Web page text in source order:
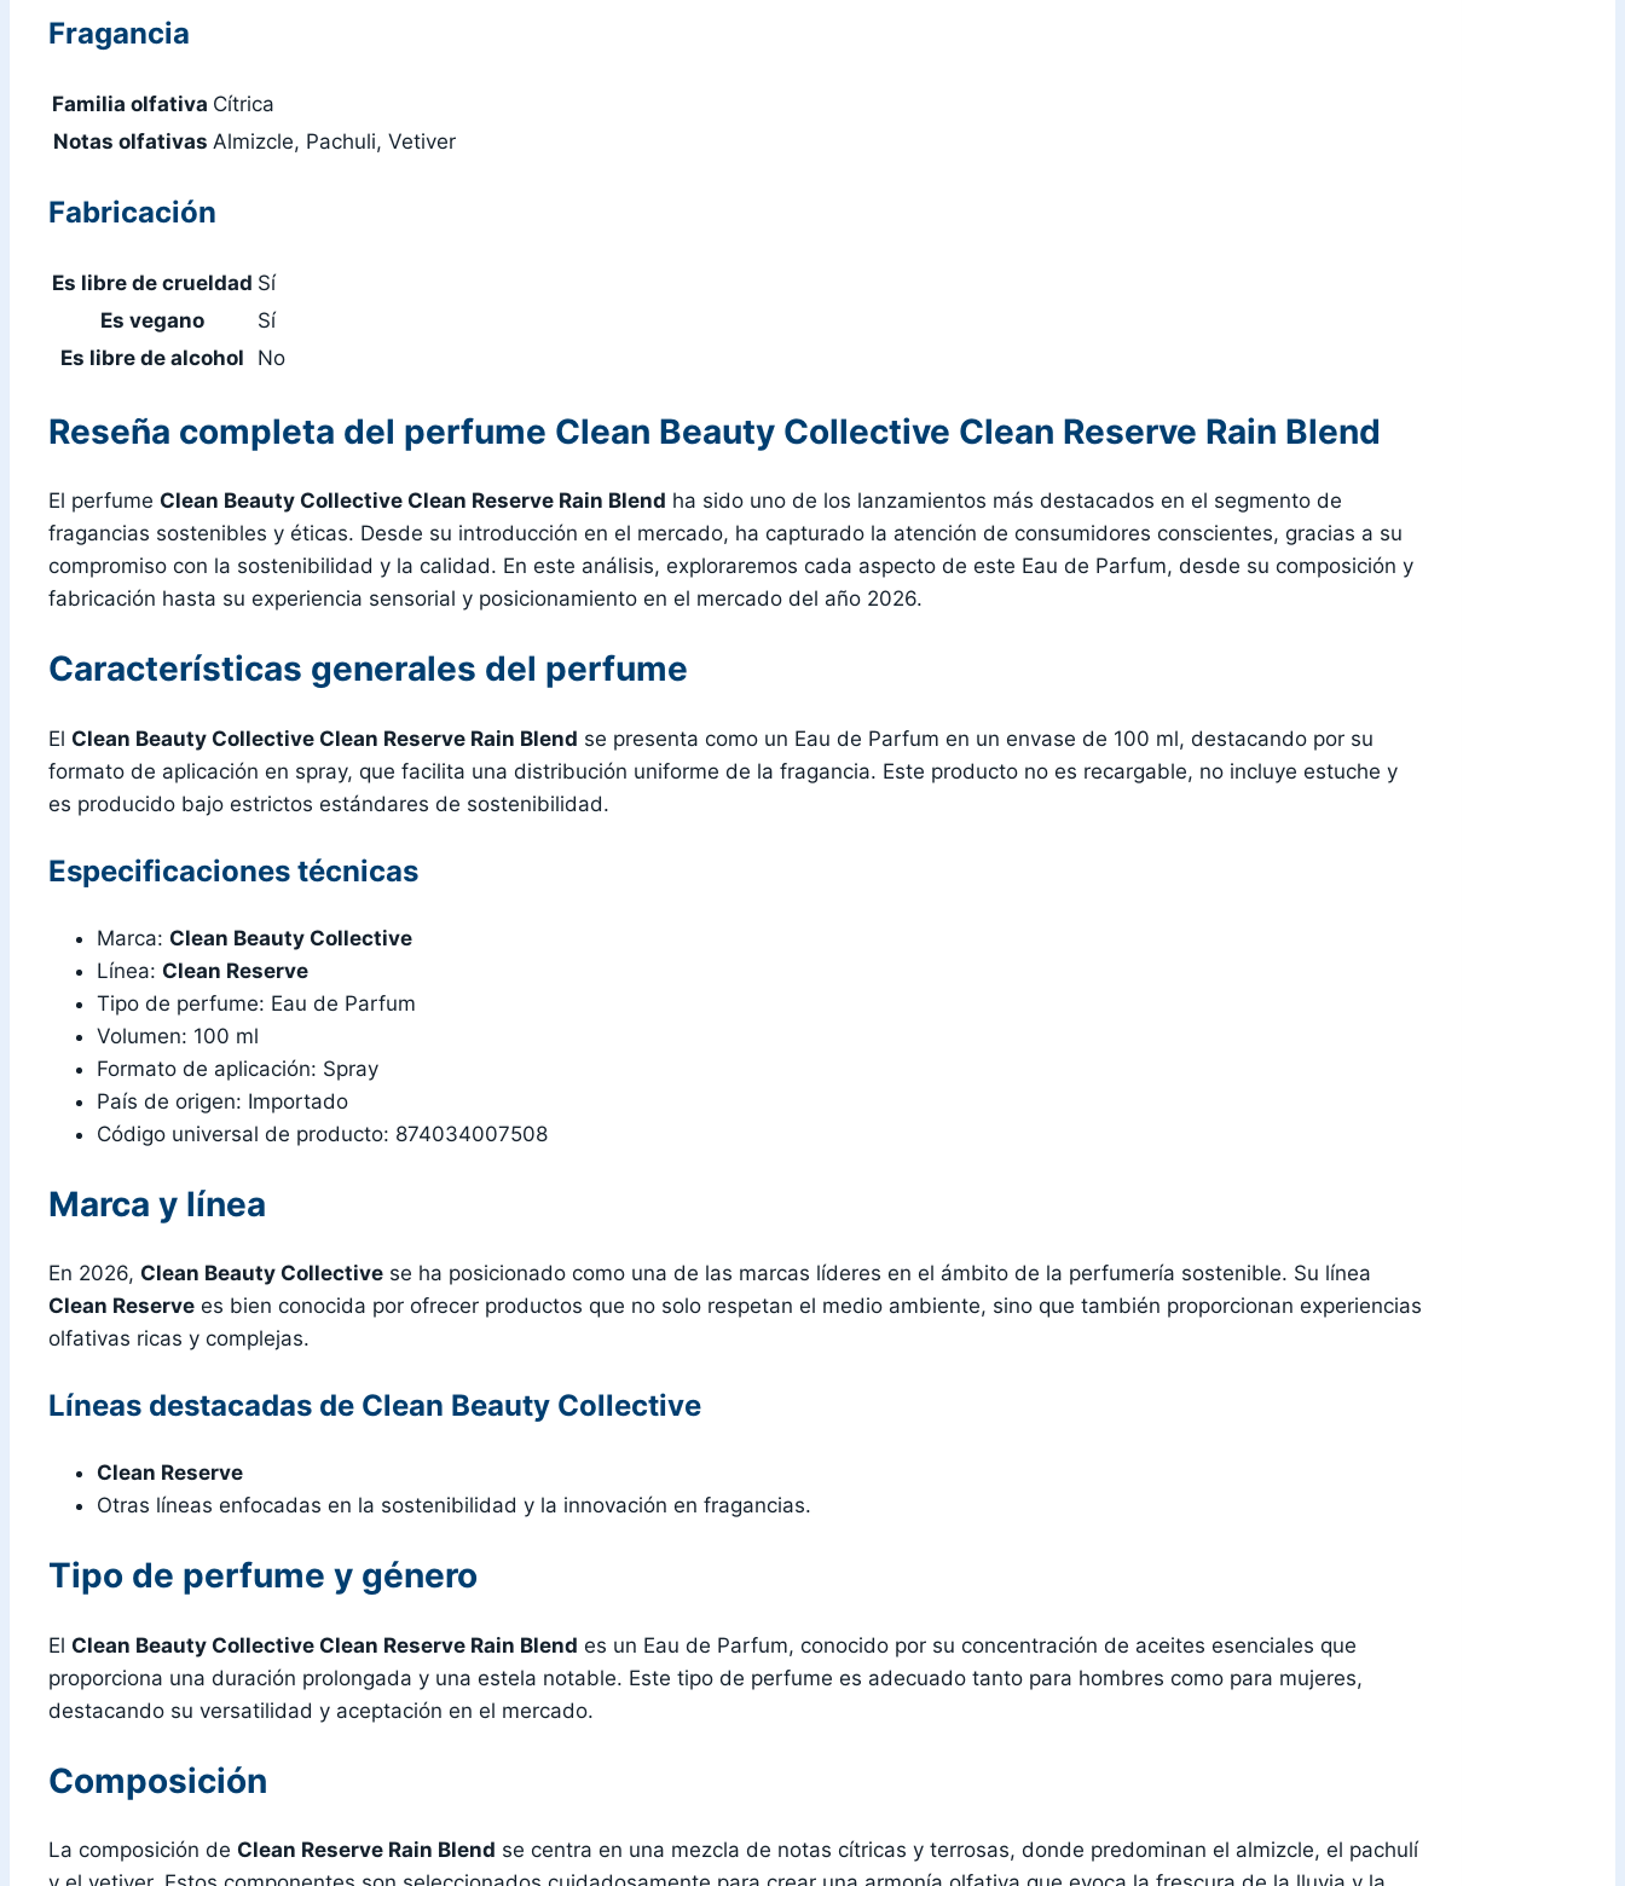
Fragancia
Familia olfativa Cítrica
Notas olfativas Almizcle, Pachuli, Vetiver
Fabricación
Es libre de crueldad Sí
Es vegano
Sí
Es libre de alcohol
No
Reseña completa del perfume Clean Beauty Collective Clean Reserve Rain Blend
El perfume Clean Beauty Collective Clean Reserve Rain Blend ha sido uno de los lanzamientos más destacados en el segmento de
fragancias sostenibles y éticas. Desde su introducción en el mercado, ha capturado la atención de consumidores conscientes, gracias a su
compromiso con la sostenibilidad y la calidad. En este análisis, exploraremos cada aspecto de este Eau de Parfum, desde su composición y
fabricación hasta su experiencia sensorial y posicionamiento en el mercado del año 2026.
Características generales del perfume
El Clean Beauty Collective Clean Reserve Rain Blend se presenta como un Eau de Parfum en un envase de 100 ml, destacando por su
formato de aplicación en spray, que facilita una distribución uniforme de la fragancia. Este producto no es recargable, no incluye estuche y
es producido bajo estrictos estándares de sostenibilidad.
Especificaciones técnicas
Marca: Clean Beauty Collective
Línea: Clean Reserve
Tipo de perfume: Eau de Parfum
Volumen: 100 ml
Formato de aplicación: Spray
País de origen: Importado
Código universal de producto: 874034007508
Marca y línea
En 2026, Clean Beauty Collective se ha posicionado como una de las marcas líderes en el ámbito de la perfumería sostenible. Su línea
Clean Reserve es bien conocida por ofrecer productos que no solo respetan el medio ambiente, sino que también proporcionan experiencias
olfativas ricas y complejas.
Líneas destacadas de Clean Beauty Collective
Clean Reserve
Otras líneas enfocadas en la sostenibilidad y la innovación en fragancias.
Tipo de perfume y género
El Clean Beauty Collective Clean Reserve Rain Blend es un Eau de Parfum, conocido por su concentración de aceites esenciales que
proporciona una duración prolongada y una estela notable. Este tipo de perfume es adecuado tanto para hombres como para mujeres,
destacando su versatilidad y aceptación en el mercado.
Composición
La composición de Clean Reserve Rain Blend se centra en una mezcla de notas cítricas y terrosas, donde predominan el almizcle, el pachulí